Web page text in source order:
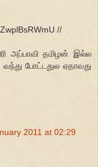
//
அப்பாவி தமிழன் இல்ல
போட்டதுல ஏதாவது
2011 at 02:29